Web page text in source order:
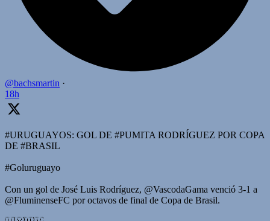
@bachsmartin ·
18h
#URUGUAYOS: GOL DE #PUMITA RODRÍGUEZ POR COPA
DE #BRASIL
#Goluruguayo
Con un gol de José Luis Rodríguez, @VascodaGama venció 3-1 a
@FluminenseFC por octavos de final de Copa de Brasil.